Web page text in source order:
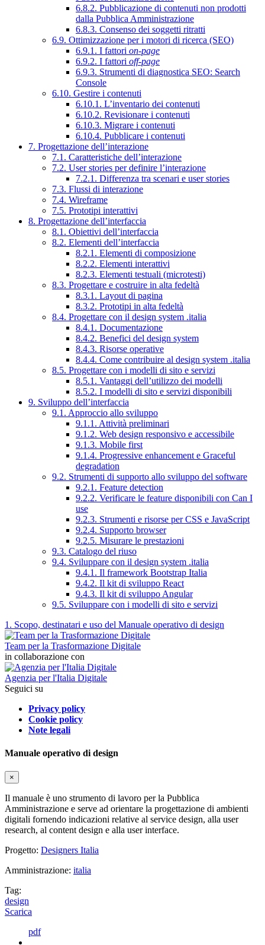
6.8.2. Pubblicazione di contenuti non prodotti
dalla Pubblica Amministrazione
6.8.3. Consenso dei soggetti ritratti
6.9. Ottimizzazione per i motori di ricerca (SEO)
6.9.1. I fattori on-page
6.9.2. I fattori off-page
6.9.3. Strumenti di diagnostica SEO: Search
Console
6.10. Gestire i contenuti
6.10.1. L’inventario dei contenuti
6.10.2. Revisionare i contenuti
6.10.3. Migrare i contenuti
6.10.4. Pubblicare i contenuti
7. Progettazione dell’interazione
7.1. Caratteristiche dell’interazione
7.2. User stories per definire l’interazione
7.2.1. Differenza tra scenari e user stories
7.3. Flussi di interazione
7.4. Wireframe
7.5. Prototipi interattivi
8. Progettazione dell’interfaccia
8.1. Obiettivi dell’interfaccia
8.2. Elementi dell’interfaccia
8.2.1. Elementi di composizione
8.2.2. Elementi interattivi
8.2.3. Elementi testuali (microtesti)
8.3. Progettare e costruire in alta fedeltà
8.3.1. Layout di pagina
8.3.2. Prototipi in alta fedeltà
8.4. Progettare con il design system .italia
8.4.1. Documentazione
8.4.2. Benefici del design system
8.4.3. Risorse operative
8.4.4. Come contribuire al design system .italia
8.5. Progettare con i modelli di sito e servizi
8.5.1. Vantaggi dell’utilizzo dei modelli
8.5.2. I modelli di sito e servizi disponibili
9. Sviluppo dell’interfaccia
9.1. Approccio allo sviluppo
9.1.1. Attività preliminari
9.1.2. Web design responsivo e accessibile
9.1.3. Mobile first
9.1.4. Progressive enhancement e Graceful
degradation
9.2. Strumenti di supporto allo sviluppo del software
9.2.1. Feature detection
9.2.2. Verificare le feature disponibili con Can I
use
9.2.3. Strumenti e risorse per CSS e JavaScript
9.2.4. Supporto browser
9.2.5. Misurare le prestazioni
9.3. Catalogo del riuso
9.4. Sviluppare con il design system .italia
9.4.1. Il framework Bootstrap Italia
9.4.2. Il kit di sviluppo React
9.4.3. Il kit di sviluppo Angular
9.5. Sviluppare con i modelli di sito e servizi
1. Scopo, destinatari e uso del Manuale operativo di design
Team per la Trasformazione Digitale
in collaborazione con
Agenzia per l'Italia Digitale
Seguici su
Privacy policy
Cookie policy
Note legali
Manuale operativo di design
×
Il manuale è uno strumento di lavoro per la Pubblica
Amministrazione e serve ad orientare la progettazione di ambienti
digitali fornendo indicazioni relative al service design, alla user
research, al content design e alla user interface.
Progetto: Designers Italia
Amministrazione: italia
Tag:
design
Scarica
pdf